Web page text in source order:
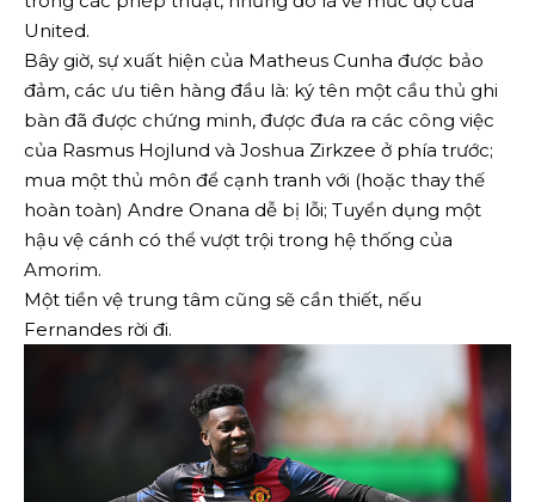
United.
Bây giờ, sự xuất hiện của Matheus Cunha được bảo
đảm, các ưu tiên hàng đầu là: ký tên một cầu thủ ghi
bàn đã được chứng minh, được đưa ra các công việc
của Rasmus Hojlund và Joshua Zirkzee ở phía trước;
mua một thủ môn để cạnh tranh với (hoặc thay thế
hoàn toàn) Andre Onana dễ bị lỗi; Tuyển dụng một
hậu vệ cánh có thể vượt trội trong hệ thống của
Amorim.
Một tiền vệ trung tâm cũng sẽ cần thiết, nếu
Fernandes rời đi.